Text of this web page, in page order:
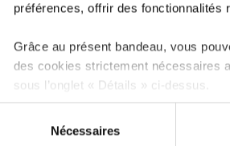
préférences, offrir des
Grâce au présent bandeau, vous
des cookies strictement nécessaires
sous l’onglet « Détails » ci-dessus.
Il est précisé que la navigation sur le
sociaux, sauvegarde des
Nécessaires